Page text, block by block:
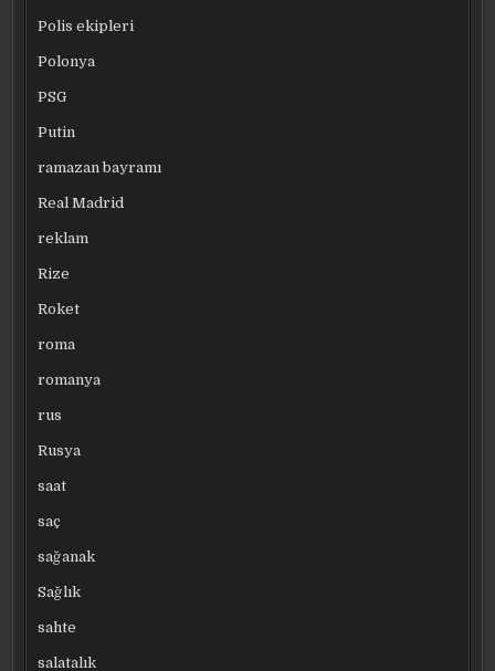
Polis ekipleri
Polonya
PSG
Putin
ramazan bayramı
Real Madrid
reklam
Rize
Roket
roma
romanya
rus
Rusya
saat
saç
sağanak
Sağlık
sahte
salatalık